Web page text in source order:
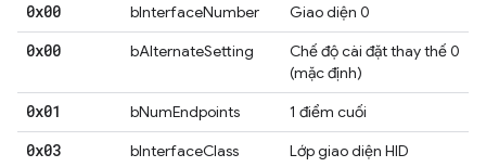
0x00 bInterfaceNumber Giao diện 0
0x00 bAlternateSetting
Chế độ cài đặt thay thế 0
(mặc định)
0x01 bNumEndpoints 1 điểm cuối
0x03 bInterfaceClass Lớp giao diện HID